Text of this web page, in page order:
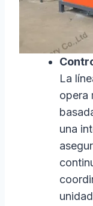
La
opera
una